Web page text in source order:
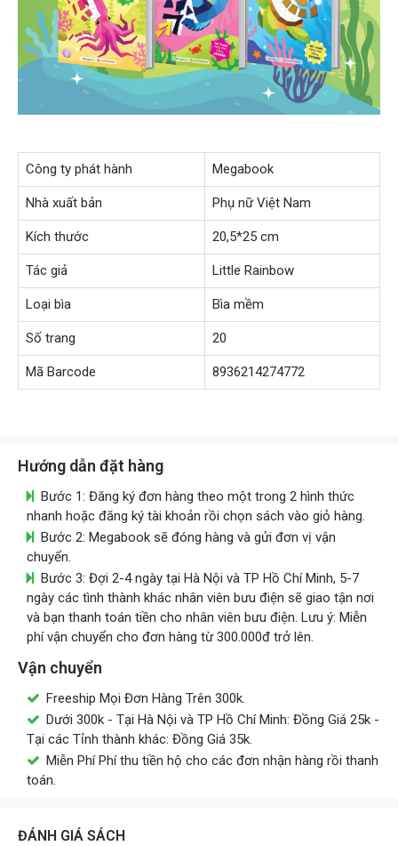
Công ty phát hành Megabook
Nhà xuất bản Phụ nữ Việt Nam
Kích thước 20,5*25 cm
Tác giả Little Rainbow
Loại bìa Bìa mềm
Số trang 20
Mã Barcode 8936214274772
Hướng dẫn đặt hàng
Bước 1: Đăng ký đơn hàng theo một trong 2 hình thức
nhanh hoặc đăng ký tài khoản rồi chọn sách vào giỏ hàng.
Bước 2: Megabook sẽ đóng hàng và gửi đơn vị vận
chuyển.
Bước 3: Đợi 2-4 ngày tại Hà Nội và TP Hồ Chí Minh, 5-7
ngày các tình thành khác nhân viên bưu điện sẽ giao tận nơi
và bạn thanh toán tiền cho nhân viên bưu điện. Lưu ý: Miễn
phí vận chuyển cho đơn hàng từ 300.000đ trở lên.
Vận chuyển
Freeship Mọi Đơn Hàng Trên 300k.
Dưới 300k - Tại Hà Nội và TP Hồ Chí Minh: Đồng Giá 25k -
Tại các Tỉnh thành khác: Đồng Giá 35k.
Miễn Phí Phí thu tiền hộ cho các đơn nhận hàng rồi thanh
toán.
ĐÁNH GIÁ SÁCH